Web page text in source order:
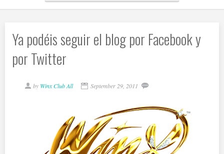
Ya podéis seguir el blog por Facebook y
por Twitter
by Winx Club All September 29, 2011